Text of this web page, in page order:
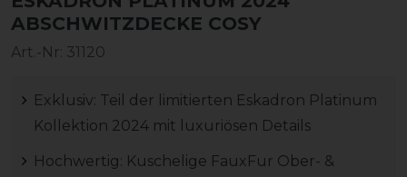
ABSCHWITZDECKE COSY
Art.-Nr: 31120
Exklusiv: Teil der limitierten Eskadron Platinum
Kollektion 2024 mit luxuriösen Details
Hochwertig: Kuschelige FauxFur Ober- &